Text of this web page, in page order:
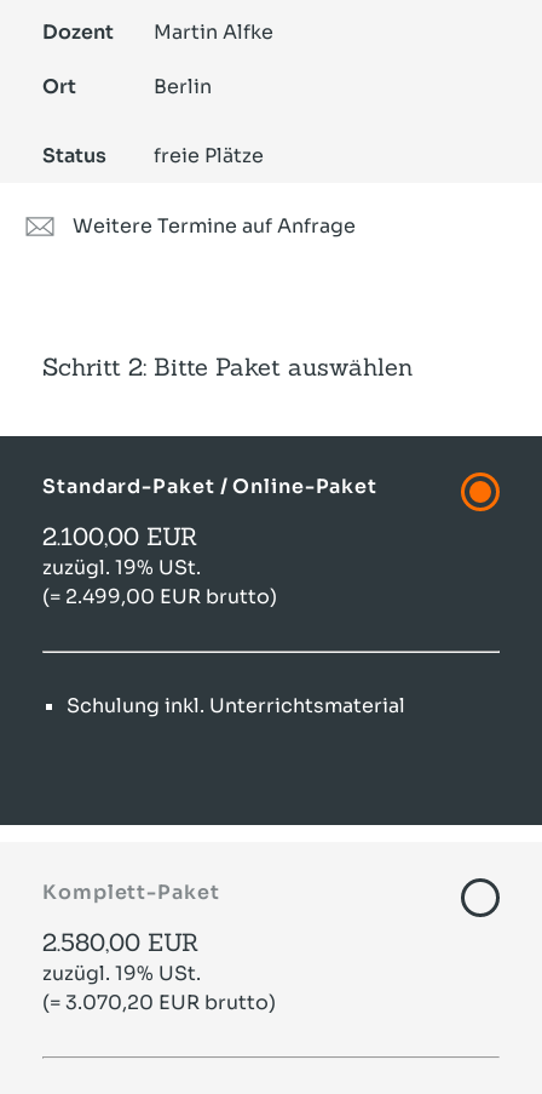
Dozent Martin Alfke
Ort Berlin
Status freie Plätze
Weitere Termine auf Anfrage
Schritt 2: Bitte Paket auswählen
Standard-Paket / Online-Paket
2.100,00 EUR
zuzügl. 19% USt.
(= 2.499,00 EUR brutto)
Schulung inkl. Unterrichtsmaterial
Komplett-Paket
2.580,00 EUR
zuzügl. 19% USt.
(= 3.070,20 EUR brutto)